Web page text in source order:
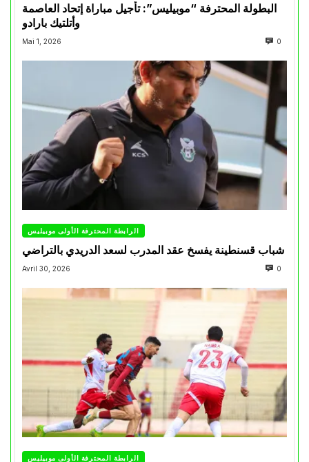
البطولة المحترفة “موبيليس”: تأجيل مباراة إتحاد العاصمة
وأتلتيك بارادو
Mai 1, 2026 0
الرابطة المحترفة الأولى موبيليس
شباب قسنطينة يفسخ عقد المدرب لسعد الدريدي بالتراضي
Avril 30, 2026 0
الرابطة المحترفة الأولى موبيليس